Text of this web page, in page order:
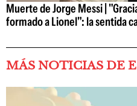
Muerte de Jorge Messi |
formado a Lionel": la sentida
MÁS NOTICIAS DE